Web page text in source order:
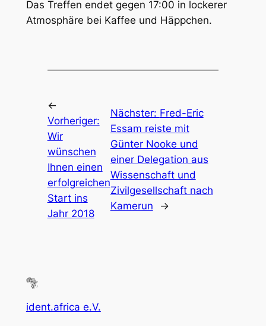
Das Treffen endet gegen 17:00 in lockerer
Atmosphäre bei Kaffee und Häppchen.
←
Vorheriger:
Wir
wünschen
Ihnen einen
erfolgreichen
Start ins
Jahr 2018
Nächster: Fred-Eric
Essam reiste mit
Günter Nooke und
einer Delegation aus
Wissenschaft und
Zivilgesellschaft nach
Kamerun
→
ident.africa e.V.